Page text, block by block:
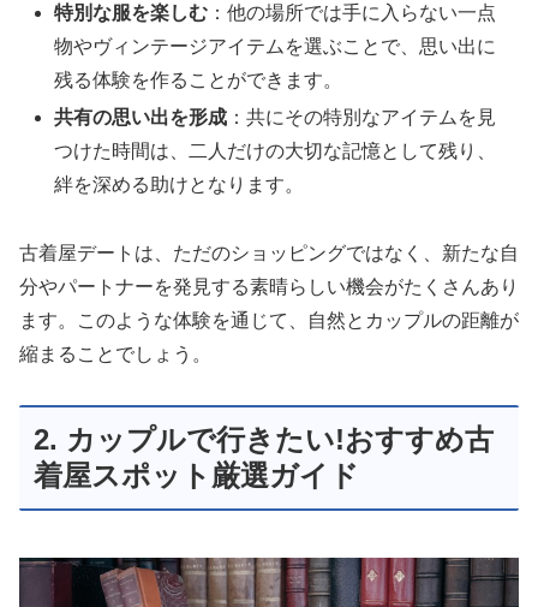
特別な服を楽しむ ：他の場所では手に入らない一点
物やヴィンテージアイテムを選ぶことで、思い出に
残る体験を作ることができます。
共有の思い出を形成 ：共にその特別なアイテムを見
つけた時間は、二人だけの大切な記憶として残り、
絆を深める助けとなります。
古着屋デートは、ただのショッピングではなく、新たな自
分やパートナーを発見する素晴らしい機会がたくさんあり
ます。このような体験を通じて、自然とカップルの距離が
縮まることでしょう。
2. カップルで行きたい!おすすめ古
着屋スポット厳選ガイド